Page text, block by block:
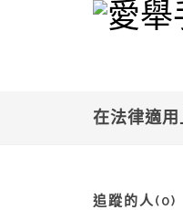
在法律適
追蹤的人(0)